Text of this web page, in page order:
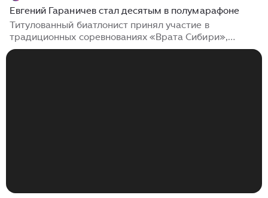
Евгений Гараничев стал десятым в полумарафоне
Титулованный биатлонист принял участие в
традиционных соревнованиях «Врата Сибири»,
которые прошли в Тюмени На дистанцию в